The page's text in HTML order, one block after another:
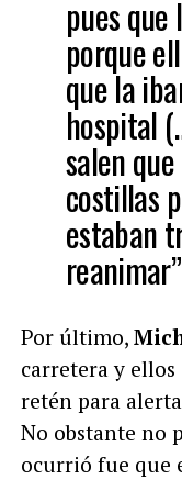
pues
porque
que la
hospital
salen
costillas
estaban
Por último,
carretera y ellos
retén para
No obstante no
ocurrió fue que